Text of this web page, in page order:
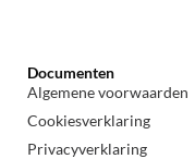
Documenten
Algemene voorwaarden
Cookiesverklaring
Privacyverklaring